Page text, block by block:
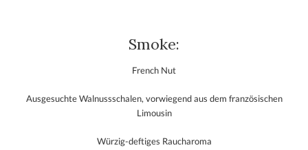
Smoke:
French Nut
Ausgesuchte Walnussschalen, vorwiegend aus dem französischen
Limousin
Würzig-deftiges Raucharoma